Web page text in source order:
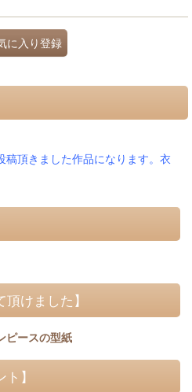
に入り登録
稿頂きました作品になります。衣
頂けました】
ピースの型紙
】